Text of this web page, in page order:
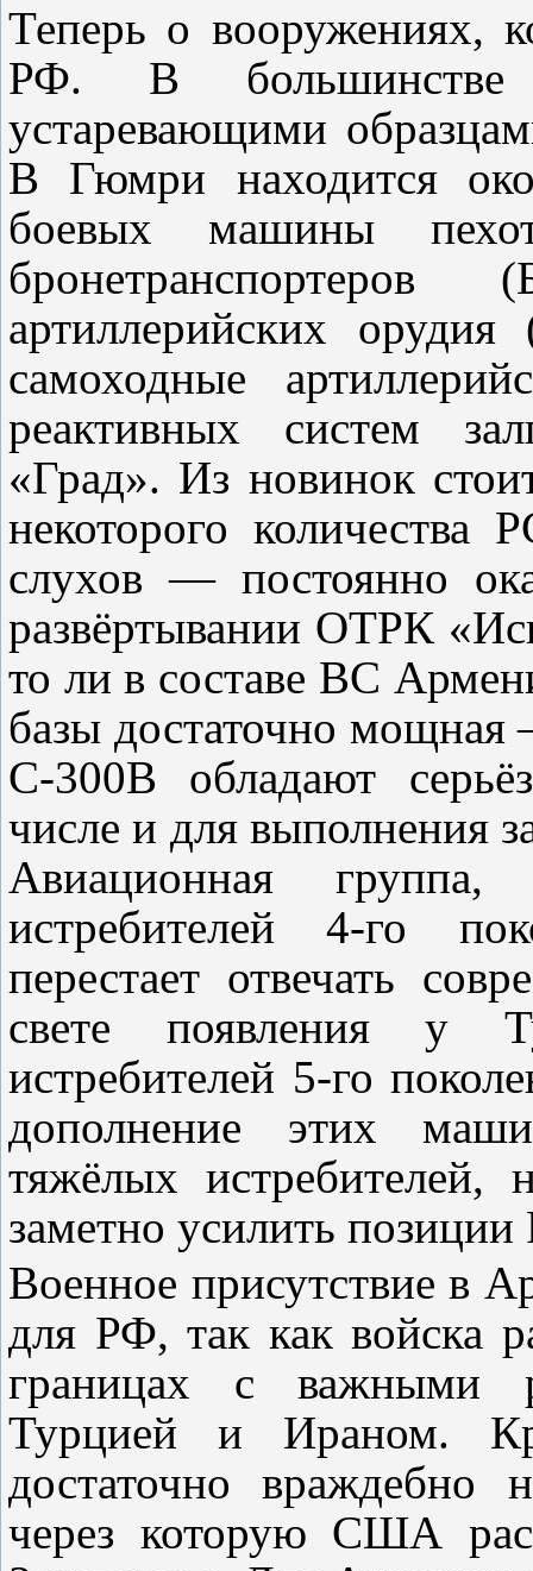
Теперь о вооружениях,
РФ. В большинстве
устаревающими
В Гюмри находится
боевых машины
артиллерийских
самоходные
реактивных систем
«Град». Из новинок
некоторого
слухов — постоянно
развёртывании ОТРК
то ли в составе ВС
базы достаточно мощная
С-300В обладают
числе и для выполнения
Авиационная группа,
истребителей 4-го
перестает отвечать
свете появления у
истребителей 5-го
дополнение этих
тяжёлых
заметно усилить
Военное присутствие в
для РФ, так как войска
границах с важными
Турцией и Ираном.
достаточно враждебно
через которую США